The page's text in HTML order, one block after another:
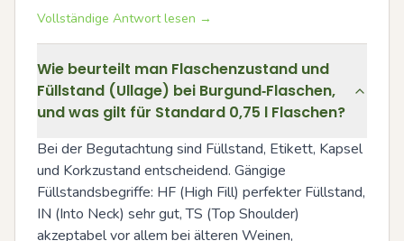
Vollständige Antwort lesen →
Wie beurteilt man Flaschenzustand und
Füllstand (Ullage) bei Burgund‑Flaschen,
und was gilt für Standard 0,75 l Flaschen?
Bei der Begutachtung sind Füllstand, Etikett, Kapsel
und Korkzustand entscheidend. Gängige
Füllstandsbegriffe: HF (High Fill) perfekter Füllstand,
IN (Into Neck) sehr gut, TS (Top Shoulder)
akzeptabel vor allem bei älteren Weinen,